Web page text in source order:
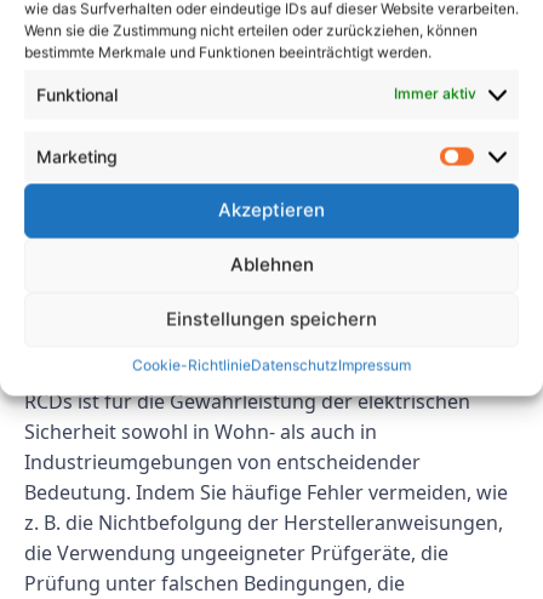
wie das Surfverhalten oder eindeutige IDs auf dieser Website verarbeiten.
Wenn sie die Zustimmung nicht erteilen oder zurückziehen, können
bestimmte Merkmale und Funktionen beeinträchtigt werden.
Funktional Immer aktiv
Marketing
Akzeptieren
Ablehnen
Einstellungen speichern
Cookie-RichtlinieDatenschutzImpressum
Aufzeichnungen über RCD-Tests ist von
entscheidender Bedeutung, um die Leistung der
Trends oder Muster zu erkennen. Es ist wichtig, das
der Ergebnisse ergriffenen Maßnahmen zu
dokumentieren. Diese Dokumentation kann auch als
Nachweis für die Einhaltung der VDE-Normen und -
Abschluss
Die ordnungsgemäße Prüfung und Wartung von
RCDs ist für die Gewährleistung der elektrischen
Sicherheit sowohl in Wohn- als auch in
Industrieumgebungen von entscheidender
Bedeutung. Indem Sie häufige Fehler vermeiden, wie
z. B. die Nichtbefolgung der Herstelleranweisungen,
die Verwendung ungeeigneter Prüfgeräte, die
Prüfung unter falschen Bedingungen, die